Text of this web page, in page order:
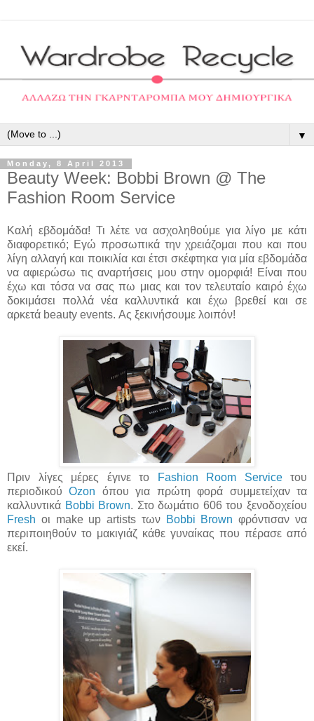
▼
Monday, 8 April 2013
Beauty Week: Bobbi Brown @ The
Fashion Room Service
Καλή εβδομάδα! Τι λέτε να ασχοληθούμε για λίγο με κάτι
διαφορετικό; Εγώ προσωπικά την χρειάζομαι που και που
λίγη αλλαγή και ποικιλία και έτσι σκέφτηκα για μία εβδομάδα
να αφιερώσω τις αναρτήσεις μου στην ομορφιά! Είναι που
έχω και τόσα να σας πω μιας και τον τελευταίο καιρό έχω
δοκιμάσει πολλά νέα καλλυντικά και έχω βρεθεί και σε
αρκετά beauty events. Ας ξεκινήσουμε λοιπόν!
Πριν λίγες μέρες έγινε το Fashion Room Serviceτου
περιοδικούOzon όπου για πρώτη φορά συμμετείχαν τα
καλλυντικά Bobbi Brown. Στο δωμάτιο 606 του ξενοδοχείου
Fresh οι make up artists των Bobbi Brown φρόντισαν να
περιποιηθούν το μακιγιάζ κάθε γυναίκας που πέρασε από
εκεί.